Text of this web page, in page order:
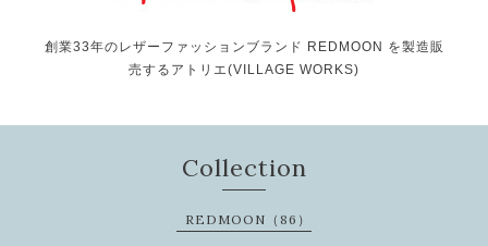
創業33年のレザーファッションブランド REDMOON を製造販
売するアトリエ(VILLAGE WORKS)
Collection
REDMOON（86）